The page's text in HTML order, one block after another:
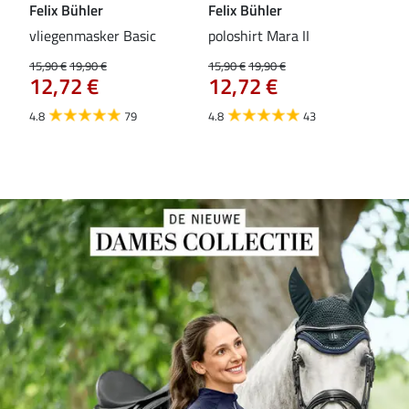
Felix Bühler
vliegenmasker Basic
15,90 €19,90 €
12,72 €
4.8 79
Felix Bühler
poloshirt Mara II
15,90 €19,90 €
12,72 €
4.8 43